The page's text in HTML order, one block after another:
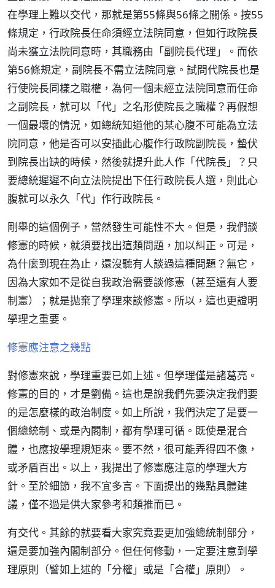
在學理上難以交代，那就是第55條與56條之關係。按55
條規定，行政院長任命須經立法院同意，但如行政院長
尚未獲立法院同意時，其職務由「副院長代理」。而依
第56條規定，副院長不需立法院同意。試問代院長也是
行使院長同樣之職權，為何一個未經立法院同意而任命
之副院長，就可以「代」之名形使院長之職權？再假想
一個最壞的情況，如總統知道他的某心腹不可能為立法
院同意，他是否可以安插此心腹作行政院副院長，蟄伏
到院長出缺的時候，然後就提升此人作「代院長」？只
要總統遲遲不向立法院提出下任行政院長人選，則此心
腹就可以永久「代」作行政院長。
剛舉的這個例子，當然發生可能性不大。但是，我們談
修憲的時候，就須要找出這類問題，加以糾正。可是，
為什麼到現在為止，還沒聽有人談過這種問題？無它，
因為大家如不是從自我政治需要談修憲（甚至還有人要
制憲）；就是拋棄了學理來談修憲。所以，這也更證明
學理之重要。
修憲應注意之幾點
對修憲來說，學理重要已如上述。但學理僅是諸葛亮。
修憲的目的，才是劉備。這也是說我們先要決定我們要
的是怎麼樣的政治制度。如上所說，我們決定了是要一
個總統制、或是內閣制，都有學理可循。既使是混合
體，也應按學理規矩來。要不然，很可能弄得四不像，
或矛盾百出。以上，我提出了修憲應注意的學理大方
針。至於細節，我不宜多言。下面提出的幾點具體建
議，僅不過是供大家參考和類推而已。
有交代。其餘的就要看大家究竟要更加強總統制部分，
還是要加強內閣制部分。但任何修動，一定要注意到學
理原則（譬如上述的「分權」或是「合權」原則）。